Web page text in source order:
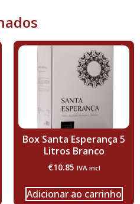
Box Santa Esperança 5
Litros Branco
€10.85 IVA incl
Adicionar ao carrinho